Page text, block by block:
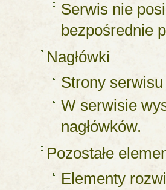
Serwis nie
bezpośrednie
Nagłówki
Strony
W serwisie
nagłówków.
Pozostałe
Elementy